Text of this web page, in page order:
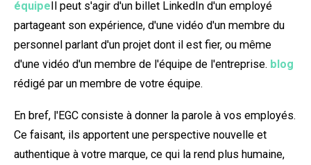
équipe Il peut s'agir d'un billet LinkedIn d'un employé
partageant son expérience, d'une vidéo d'un membre du
personnel parlant d'un projet dont il est fier, ou même
d'une vidéo d'un membre de l'équipe de l'entreprise. blog
rédigé par un membre de votre équipe.
En bref, l'EGC consiste à donner la parole à vos employés.
Ce faisant, ils apportent une perspective nouvelle et
authentique à votre marque, ce qui la rend plus humaine,